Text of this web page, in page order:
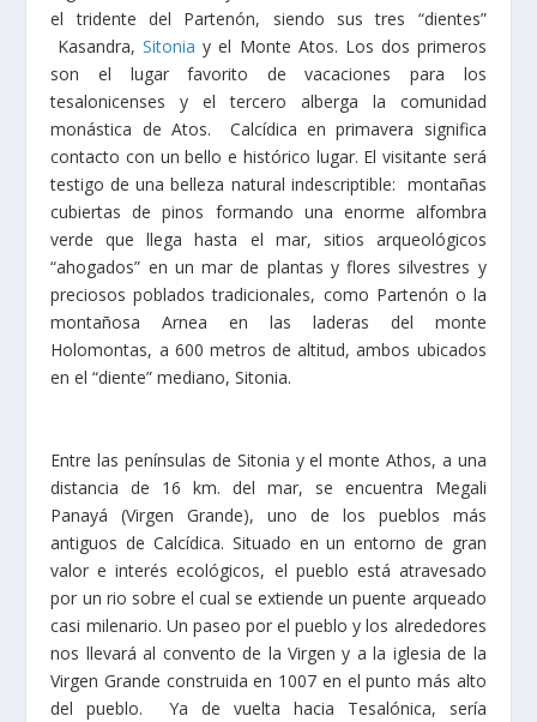
el tridente del Partenón, siendo sus tres “dientes”
Kasandra,Sitonia y el Monte Atos. Los dos primeros
son el lugar favorito de vacaciones para los
tesalonicenses y el tercero alberga la comunidad
monástica de Atos. Calcídica en primavera significa
contacto con un bello e histórico lugar. El visitante será
testigo de una belleza natural indescriptible: montañas
cubiertas de pinos formando una enorme alfombra
verde que llega hasta el mar, sitios arqueológicos
“ahogados” en un mar de plantas y flores silvestres y
preciosos poblados tradicionales, como Partenón o la
montañosa Arnea en las laderas del monte
Holomontas, a 600 metros de altitud, ambos ubicados
en el “diente” mediano, Sitonia.
Entre las penínsulas de Sitonia y el monte Athos, a una
distancia de 16 km. del mar, se encuentra Megali
Panayá (Virgen Grande), uno de los pueblos más
antiguos de Calcídica. Situado en un entorno de gran
valor e interés ecológicos, el pueblo está atravesado
por un rio sobre el cual se extiende un puente arqueado
casi milenario. Un paseo por el pueblo y los alrededores
nos llevará al convento de la Virgen y a la iglesia de la
Virgen Grande construida en 1007 en el punto más alto
del pueblo. Ya de vuelta hacia Tesalónica, sería